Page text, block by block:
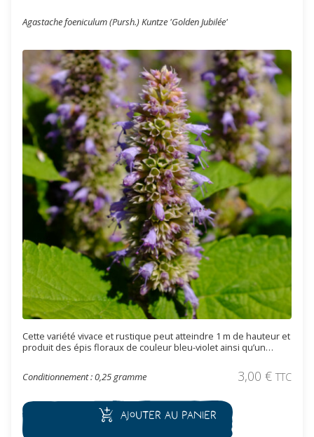
Agastache foeniculum (Pursh.) Kuntze 'Golden Jubilée'
Cette variété vivace et rustique peut atteindre 1 m de hauteur et
produit des épis floraux de couleur bleu-violet ainsi qu’un
comme aromatique. Les feuilles sont utilisées en tisane ou en
condiment. Elle peut être utilisée en massif ou en rocaille.
Conditionnement : 0,25 gramme 3,00 € TTC
Ajouter au panier